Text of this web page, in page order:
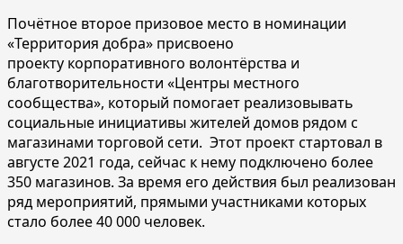
Почётное второе призовое место в номинации
«Территория добра» присвоено
проекту корпоративного волонтёрства и
благотворительности «Центры местного
сообщества», который помогает реализовывать
социальные инициативы жителей домов рядом с
магазинами торговой сети. Этот проект стартовал в
августе 2021 года, сейчас к нему подключено более
350 магазинов. За время его действия был реализован
ряд мероприятий, прямыми участниками которых
стало более 40 000 человек.